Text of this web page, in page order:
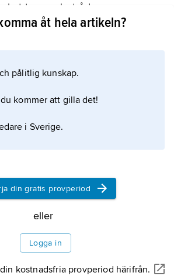
tunna glastrådar som man
en bunt. En anordning som
inuti fibern genom att hela
åt hela artikeln?
pålitlig kunskap.
kommer att gilla det!
i Sverige.
din gratis provperiod
eller
Logga in
kostnadsfria provperiod härifrån.